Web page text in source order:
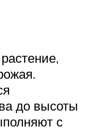
до высоты
с